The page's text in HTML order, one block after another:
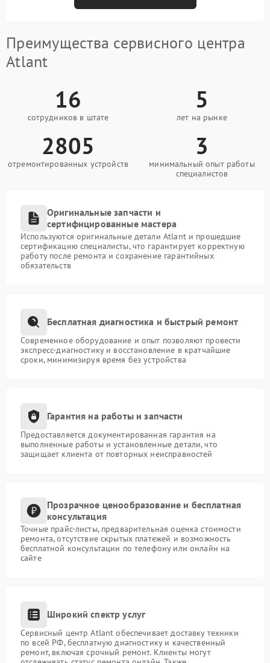
Преимущества сервисного центра
Atlant
16
сотрудников в штате
5
лет на рынке
2805
отремонтированных устройств
3
минимальный опыт работы
специалистов
Оригинальные запчасти и
сертифицированные мастера
Используются оригинальные детали Atlant и прошедшие
сертификацию специалисты, что гарантирует корректную
работу после ремонта и сохранение гарантийных
обязательств
Бесплатная диагностика и быстрый ремонт
Современное оборудование и опыт позволяют провести
экспресс-диагностику и восстановление в кратчайшие
сроки, минимизируя время без устройства
Гарантия на работы и запчасти
Предоставляется документированная гарантия на
выполненные работы и установленные детали, что
защищает клиента от повторных неисправностей
Прозрачное ценообразование и бесплатная
консультация
Точные прайс-листы, предварительная оценка стоимости
ремонта, отсутствие скрытых платежей и возможность
бесплатной консультации по телефону или онлайн на
сайте
Широкий спектр услуг
Сервисный центр Atlant обеспечивает доставку техники
по всей РФ, бесплатную диагностику и качественный
ремонт, включая срочный ремонт. Клиенты могут